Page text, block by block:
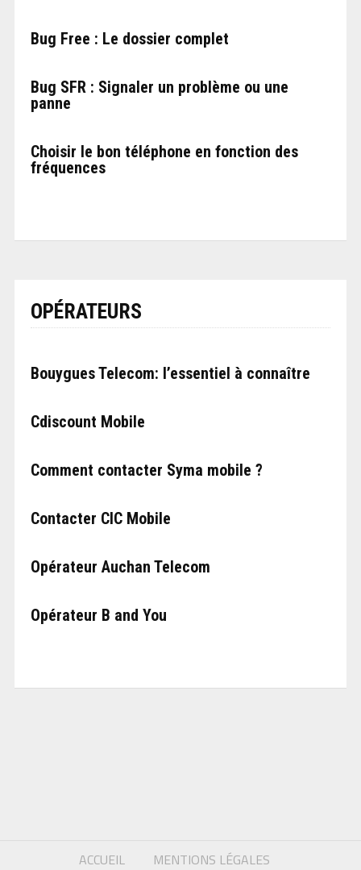
Bug Free : Le dossier complet
Bug SFR : Signaler un problème ou une
panne
Choisir le bon téléphone en fonction des
fréquences
OPÉRATEURS
Bouygues Telecom: l’essentiel à connaître
Cdiscount Mobile
Comment contacter Syma mobile ?
Contacter CIC Mobile
Opérateur Auchan Telecom
Opérateur B and You
ACCUEIL MENTIONS LÉGALES